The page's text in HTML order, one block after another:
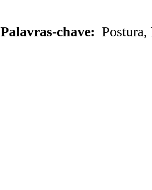
Palavras-chave: